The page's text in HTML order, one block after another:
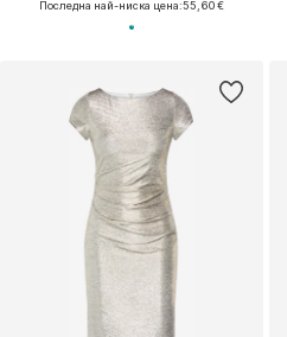
Последна най-ниска цена:55,60 €